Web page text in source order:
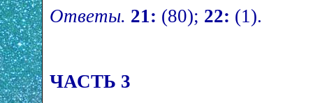
Ответы. 21: (80); 22: (1).
ЧАСТЬ 3